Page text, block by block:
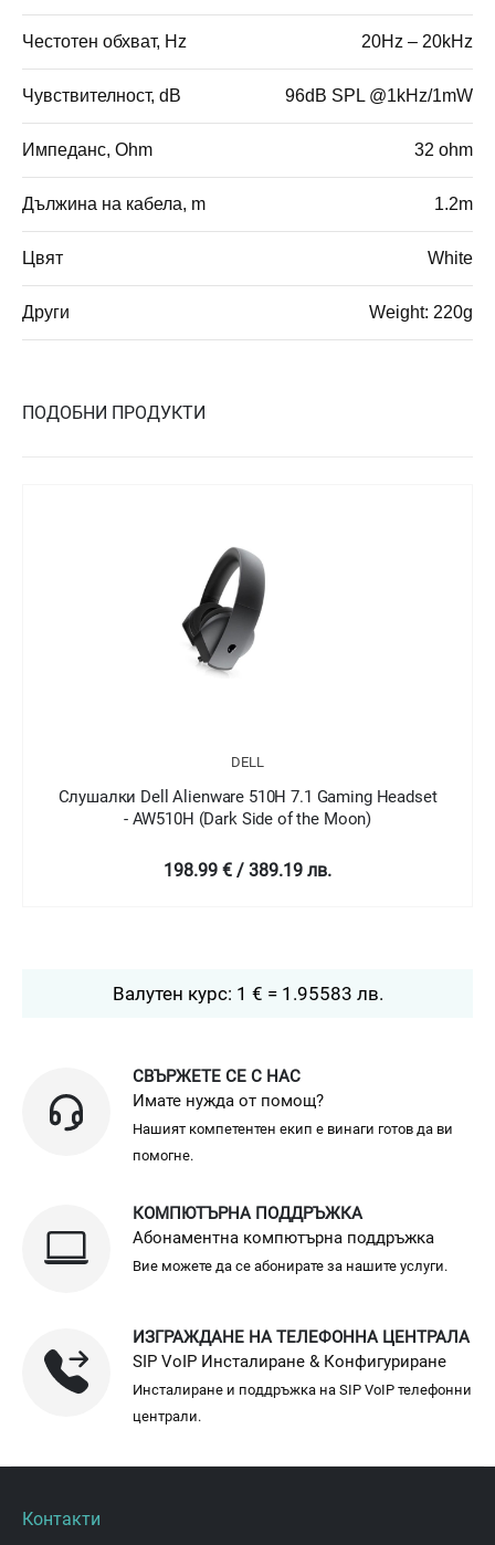
Честотен обхват, Hz 20Hz – 20kHz
Чувствителност, dB 96dB SPL @1kHz/1mW
Импеданс, Ohm 32 ohm
Дължина на кабела, m 1.2m
Цвят White
Други Weight: 220g
ПОДОБНИ ПРОДУКТИ
Dell Alienware 510H 7.1 Gaming Headset
- AW510H (Dark Side of the Moon)
198.99 € / 389.19 лв.
Валутен курс: 1 € = 1.95583 лв.
СВЪРЖЕТЕ СЕ С НАС
Имате нужда от помощ?
Нашият компетентен екип е винаги готов да ви
помогне.
КОМПЮТЪРНА ПОДДРЪЖКА
Абонаментна компютърна поддръжка
Вие можете да се абонирате за нашите услуги.
ИЗГРАЖДАНЕ НА ТЕЛЕФОННА ЦЕНТРАЛА
SIP VoIP Инсталиране & Конфигуриране
Инсталиране и поддръжка на SIP VoIP телефонни
централи.
Контакти